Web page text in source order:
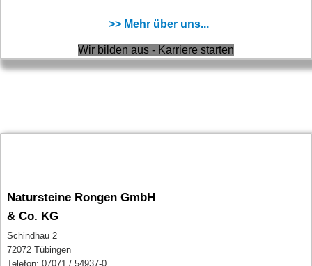
>> Mehr über uns...
Wir bilden aus - Karriere starten
Natursteine Rongen GmbH
& Co. KG
Schindhau 2
72072 Tübingen
Telefon: 07071 / 54937-0